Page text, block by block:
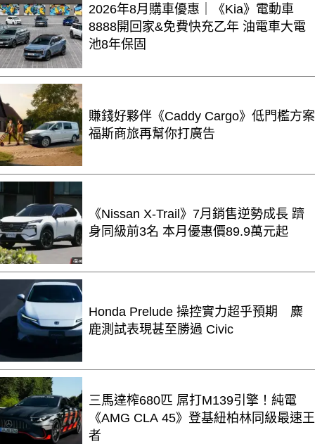
2026年8月購車優惠｜《Kia》電動車
8888開回家&免費快充乙年 油電車大電
池8年保固
賺錢好夥伴《Caddy Cargo》低門檻方案
福斯商旅再幫你打廣告
《Nissan X-Trail》7月銷售逆勢成長 躋
身同級前3名 本月優惠價89.9萬元起
Honda Prelude 操控實力超乎預期 麋
鹿測試表現甚至勝過 Civic
三馬達榨680匹 屌打M139引擎！純電
《AMG CLA 45》登基紐柏林同級最速王
者